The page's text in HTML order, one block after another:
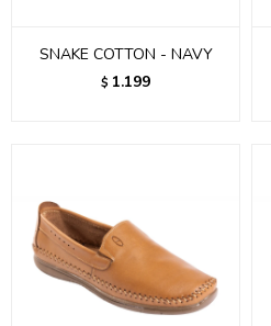
SNAKE COTTON - NAVY
$ 1.199